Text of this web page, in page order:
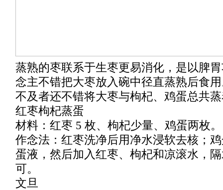
蒸熟的枣联系于生枣更易消化，是以脾
念主不错把大枣放入碗中径直蒸熟后食
不及者还不错将大枣与枸杞、鸡蛋总共
红枣枸杞蒸蛋
材料：红枣 5 枚、枸杞少量、鸡蛋两枚。
作念法：红枣洗净后用净水浸软去核；
蛋液，然后加入红枣、枸杞和凉滚水，
可。
文旦